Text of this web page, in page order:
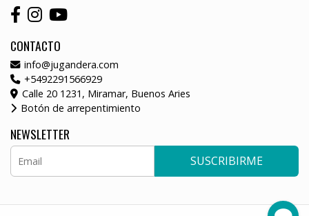
CONTACTO
info@jugandera.com
+5492291566929
Calle 20 1231, Miramar, Buenos Aries
Botón de arrepentimiento
NEWSLETTER
SUSCRIBIRME